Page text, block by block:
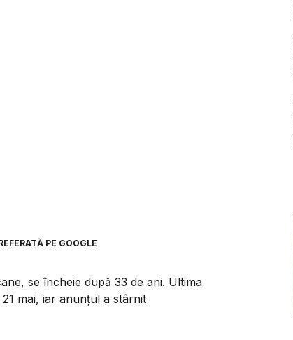
PE GOOGLE
se încheie după 33 de ani. Ultima
mai, iar anunțul a stârnit